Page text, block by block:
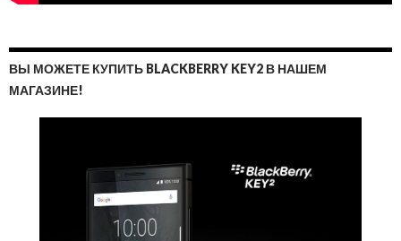
ВЫ МОЖЕТЕ КУПИТЬ BLACKBERRY KEY2 В НАШЕМ
МАГАЗИНЕ!